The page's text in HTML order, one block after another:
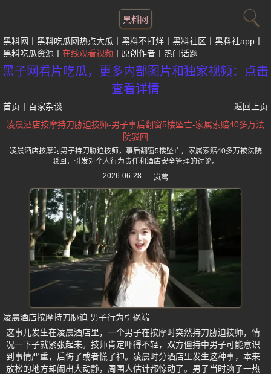
黑料网
黑料网 黑料吃瓜网热点大瓜 黑料不打烊 黑料社区
黑料社app
黑料吃瓜资源
在线观看视频 原创作者 热门话题
黑子网看片吃瓜，更多内部图片和独家视频：点击
查看详情
首页 百家杂谈
返回上页
凌晨酒店按摩持刀胁迫技师-男子事后翻窗5楼坠亡-家属索赔40多万法
院驳回
凌晨酒店按摩时男子持刀胁迫技师，事后翻窗5楼坠亡，家属索赔40多万被法院
驳回，引发对个人行为责任和酒店安全管理的讨论。
2026-06-28
岚莺
凌晨酒店按摩持刀胁迫 男子行为引祸端
这事儿发生在凌晨酒店里，一个男子在按摩时突然持刀胁迫技师，情
况一下子就紧张起来。技师肯定吓得不轻，双方僵持中男子可能意识
到事情严重，后悔了或者慌了神。凌晨时分酒店里发生这种事，本来
放松的地方却闹出大动静，周围人估计都惊动了。男子当时脑子一热